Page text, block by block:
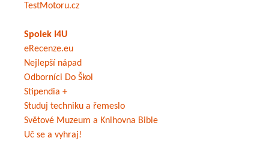
TestMotoru.cz
Spolek I4U
eRecenze.eu
Nejlepší nápad
Odborníci Do Škol
Stipendia +
Studuj techniku a řemeslo
Světové Muzeum a Knihovna Bible
Uč se a vyhraj!